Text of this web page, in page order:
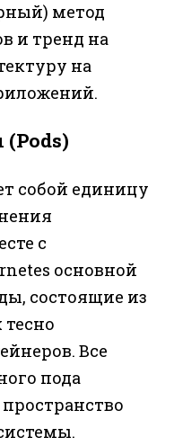
метод
и тренд на
на
собой единицу
с
основной
состоящие из
Все
пода